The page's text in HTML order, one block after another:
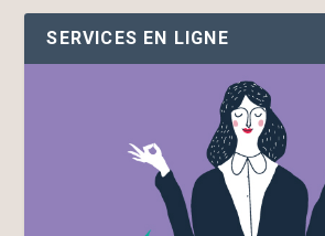
SERVICES EN LIGNE